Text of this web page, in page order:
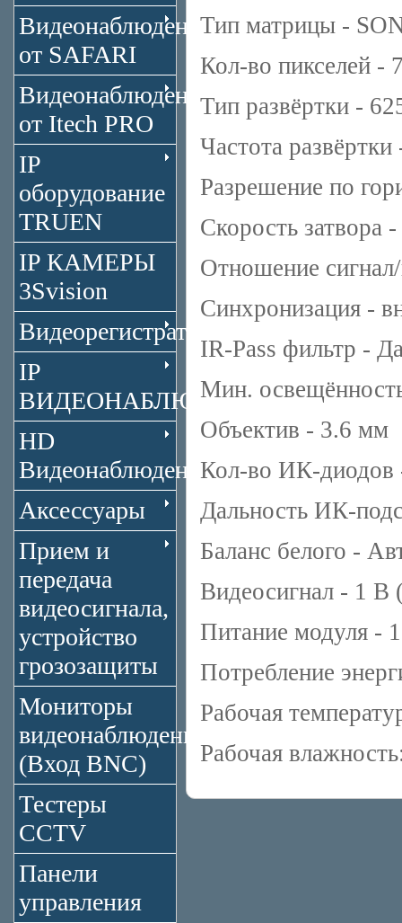
Видеонаблюдение
от SAFARI
Видеонаблюдение
от Itech PRO
IP
оборудование
TRUEN
IP КАМЕРЫ
3Svision
Видеорегистраторы
IP
ВИДЕОНАБЛЮДЕНИЕ
HD
Видеонаблюдение
Аксессуары
Прием и
передача
видеосигнала,
устройство
грозозащиты
Мониторы
видеонаблюдения
(Вход BNC)
Тестеры
CCTV
Панели
управления
Тип матрицы -
Кол-во пикселей -
Тип развёртки -
Частота
Разрешение по
Скорость затвора
Отношение
Синхронизация -
IR-Pass фильтр -
Мин.
Объектив - 3.6 мм
Кол-во ИК-диодов
Дальность ИК-
Баланс белого -
Видеосигнал - 1
Питание модуля -
Потребление
Рабочая
Рабочая